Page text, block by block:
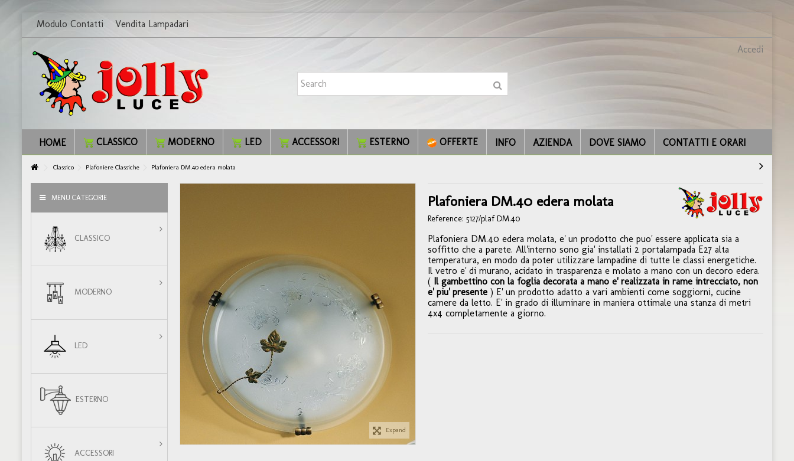
Modulo Contatti Vendita Lampadari
Accedi
HOME CLASSICO MODERNO LED ACCESSORI ESTERNO OFFERTE INFO AZIENDA DOVE SIAMO CONTATTI E ORARI
Classico Plafoniere Classiche Plafoniera DM.40 edera molata
Expand
Plafoniera DM.40 edera molata
Reference: 5127/plaf DM.40
Plafoniera DM.40 edera molata, e' un prodotto che puo' essere applicata sia a
soffitto che a parete. All'interno sono gia' installati 2 portalampada E27 alta
temperatura, en modo da poter utilizzare lampadine di tutte le classi energetiche.
Il vetro e' di murano, acidato in trasparenza e molato a mano con un decoro edera.
( Il gambettino con la foglia decorata a mano e' realizzata in rame intrecciato, non
e' piu' presente ) E' un prodotto adatto a vari ambienti come soggiorni, cucine
camere da letto. E' in grado di illuminare in maniera ottimale una stanza di metri
4x4 completamente a giorno.
MENU CATEGORIE
CLASSICO
MODERNO
LED
ESTERNO
ACCESSORI